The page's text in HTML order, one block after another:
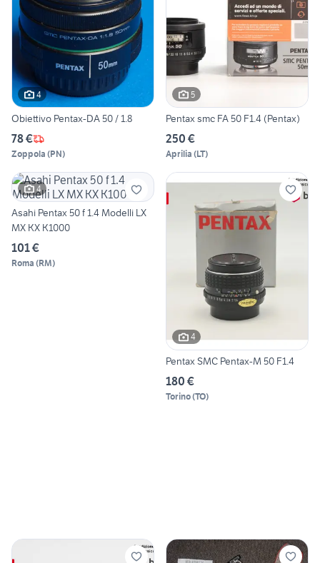
4
Obiettivo Pentax-DA 50 / 1.8
78 €
Zoppola (PN)
5
Pentax smc FA 50 F1.4 (Pentax)
250 €
Aprilia (LT)
4
Asahi Pentax 50 f 1.4 Modelli LX
MX KX K1000
101 €
Roma (RM)
4
Pentax SMC Pentax-M 50 F1.4
180 €
Torino(TO)